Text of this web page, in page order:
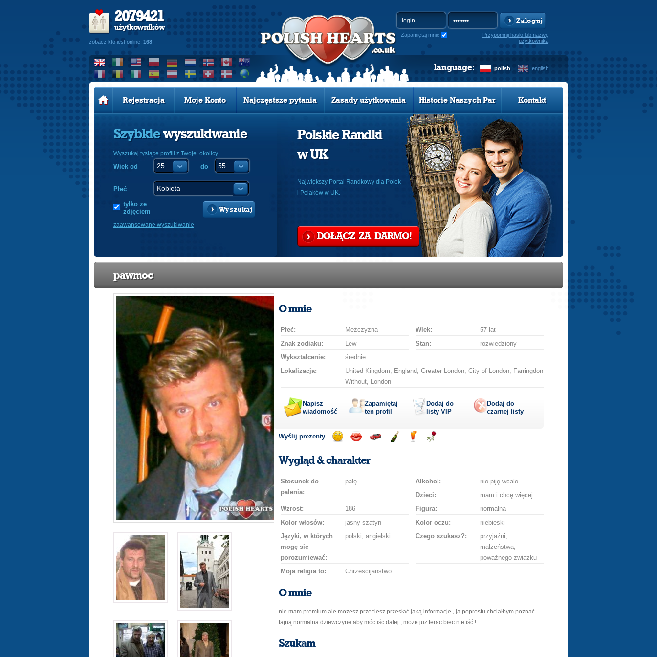
2079421
użytkowników
zobacz kto jest online: 168
Zaloguj
Zapamiętaj mnie
Przypomnij hasło lub nazwę
użytkownika
polish english
language:
Rejestracja Moje Konto Najczęstsze pytania Zasady użytkowania Historie Naszych Par Kontakt
Szybkiewyszukiwanie
Wyszukaj tysiące profili z Twojej okolicy:
Wiek od do
Płeć
tylko ze
zdjęciem
Wyszukaj
zaawansowane wyszukiwanie
Polskie Randki
w UK
Największy Portal Randkowy dla Polek
i Polaków w UK.
DOŁĄCZ ZA DARMO!
pawmoc
O mnie
Płeć: Mężczyzna Wiek:
57 lat
Znak zodiaku:
Lew Stan:
rozwiedziony
Wykształcenie:
średnie
Lokalizacja:
United Kingdom, England, Greater London, City of London, Farringdon
Without, London
Napisz
wiadomość
Zapamiętaj
ten profil
Dodaj do
listy VIP
Dodaj do
czarnej listy
Wyślij prezenty
uśmiechbuziaka
Wygląd & charakter
Stosunek do
palenia:
palę Alkohol:
nie piję wcale
Dzieci:
mam i chcę więcej
Wzrost:
186 Figura:
normalna
Kolor włosów:
jasny szatyn Kolor oczu:
niebieski
Języki, w których
mogę się
porozumiewać:
polski, angielski Czego szukasz?:
przyjaźni,
małżeństwa,
poważnego związku
Moja religia to:
Chrześcijaństwo
O mnie
nie mam premium ale mozesz przeciesz przesłać jaką informacje , ja poprostu chciałbym poznać
fajną normalna dziewczyne aby móc iśc dalej , moze już terac biec nie iść !
Szukam